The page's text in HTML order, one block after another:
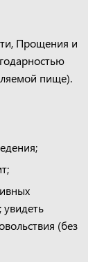
Прощения и
пище).
(без